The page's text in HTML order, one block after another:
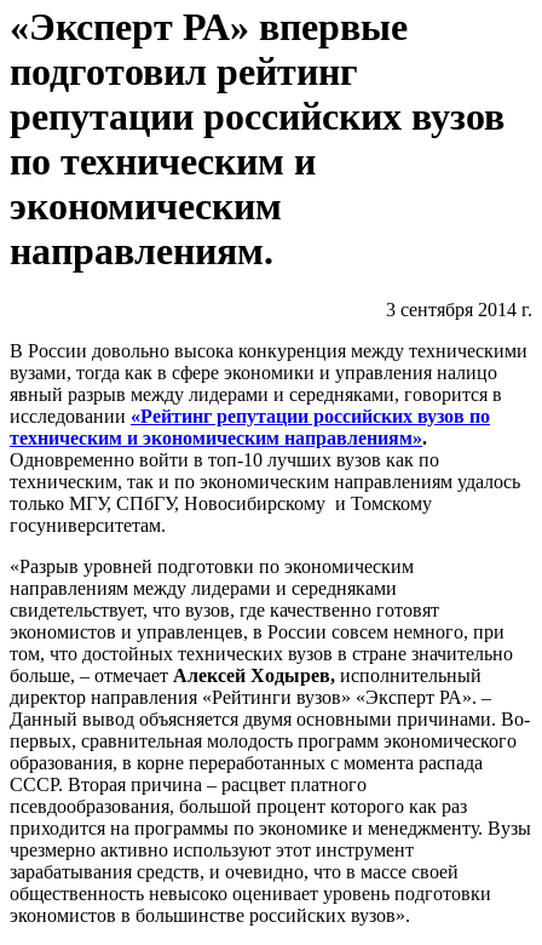
«Эксперт РА» впервые
подготовил рейтинг
репутации российских вузов
по техническим и
экономическим
направлениям.
3 сентября 2014 г.
В России довольно высока конкуренция между техническими
вузами, тогда как в сфере экономики и управления налицо
явный разрыв между лидерами и середняками, говорится в
исследовании «Рейтинг репутации российских вузов по
техническим и экономическим направлениям».
Одновременно войти в топ-10 лучших вузов как по
техническим, так и по экономическим направлениям удалось
только МГУ, СПбГУ, Новосибирскому и Томскому
госуниверситетам.
«Разрыв уровней подготовки по экономическим
направлениям между лидерами и середняками
свидетельствует, что вузов, где качественно готовят
экономистов и управленцев, в России совсем немного, при
том, что достойных технических вузов в стране значительно
больше, – отмечает Алексей Ходырев, исполнительный
директор направления «Рейтинги вузов» «Эксперт РА». –
Данный вывод объясняется двумя основными причинами. Во-
первых, сравнительная молодость программ экономического
образования, в корне переработанных с момента распада
СССР. Вторая причина – расцвет платного
псевдообразования, большой процент которого как раз
приходится на программы по экономике и менеджменту. Вузы
чрезмерно активно используют этот инструмент
зарабатывания средств, и очевидно, что в массе своей
общественность невысоко оценивает уровень подготовки
экономистов в большинстве российских вузов».